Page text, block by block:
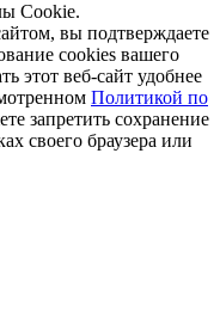
Cookie.
вы подтверждаете
cookies вашего
этот веб-сайт удобнее
Политикой по
запретить сохранение
своего браузера или